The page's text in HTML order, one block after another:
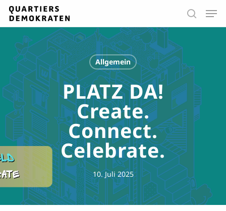
Skip
main
content
Allgemein
PLATZ DA!
Create.
Connect.
Celebrate.
10. Juli 2025
Close